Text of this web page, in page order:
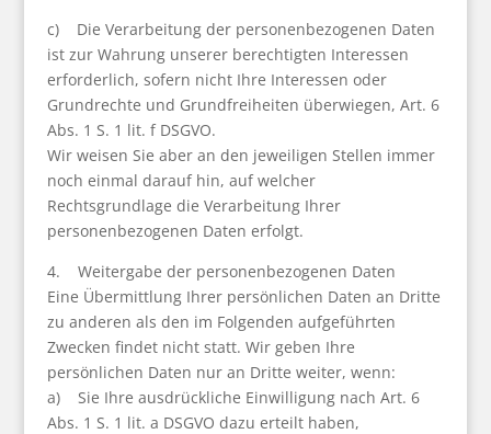
c) Die Verarbeitung der personenbezogenen Daten
ist zur Wahrung unserer berechtigten Interessen
erforderlich, sofern nicht Ihre Interessen oder
Grundrechte und Grundfreiheiten überwiegen, Art. 6
Abs. 1 S. 1 lit. f DSGVO.
Wir weisen Sie aber an den jeweiligen Stellen immer
noch einmal darauf hin, auf welcher
Rechtsgrundlage die Verarbeitung Ihrer
personenbezogenen Daten erfolgt.
4. Weitergabe der personenbezogenen Daten
Eine Übermittlung Ihrer persönlichen Daten an Dritte
zu anderen als den im Folgenden aufgeführten
Zwecken findet nicht statt. Wir geben Ihre
persönlichen Daten nur an Dritte weiter, wenn:
a) Sie Ihre ausdrückliche Einwilligung nach Art. 6
Abs. 1 S. 1 lit. a DSGVO dazu erteilt haben,